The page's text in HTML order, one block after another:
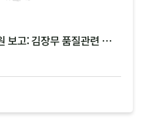
[두레생협 농산팀 특파원 보고: 김장무 품질관련 안내]